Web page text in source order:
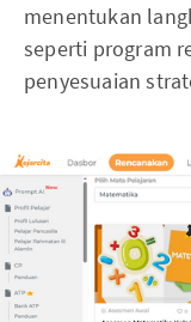
menentukan
seperti program
penyesuaian